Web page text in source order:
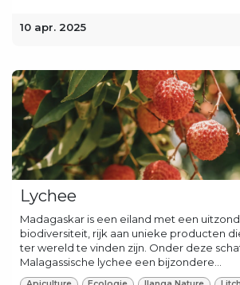
10 apr. 2025
Lychee
Madagaskar is een eiland met een
biodiversiteit, rijk aan unieke producten
ter wereld te vinden zijn. Onder deze
Malagassische lychee een bijzondere...